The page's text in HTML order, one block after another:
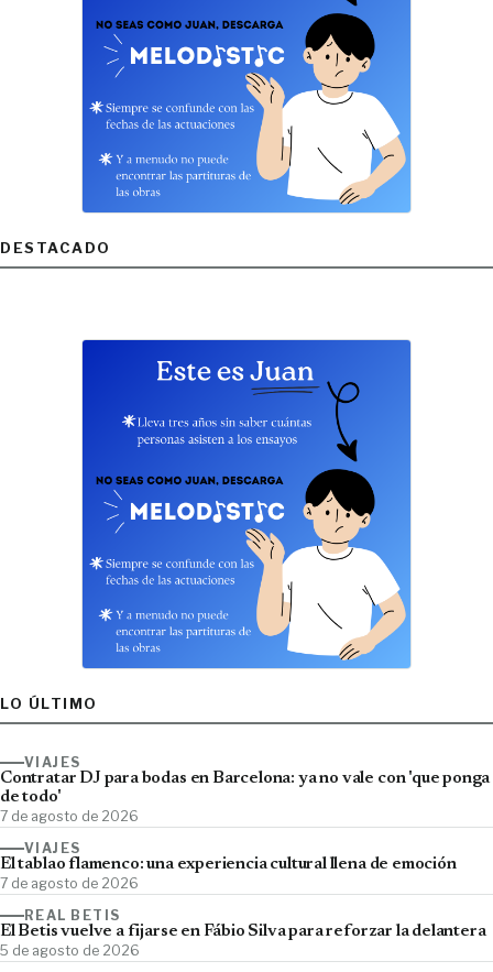
DESTACADO
LO ÚLTIMO
VIAJES
Contratar DJ para bodas en Barcelona: ya no vale con 'que ponga
de todo'
7 de agosto de 2026
VIAJES
El tablao flamenco: una experiencia cultural llena de emoción
7 de agosto de 2026
REAL BETIS
El Betis vuelve a fijarse en Fábio Silva para reforzar la delantera
5 de agosto de 2026